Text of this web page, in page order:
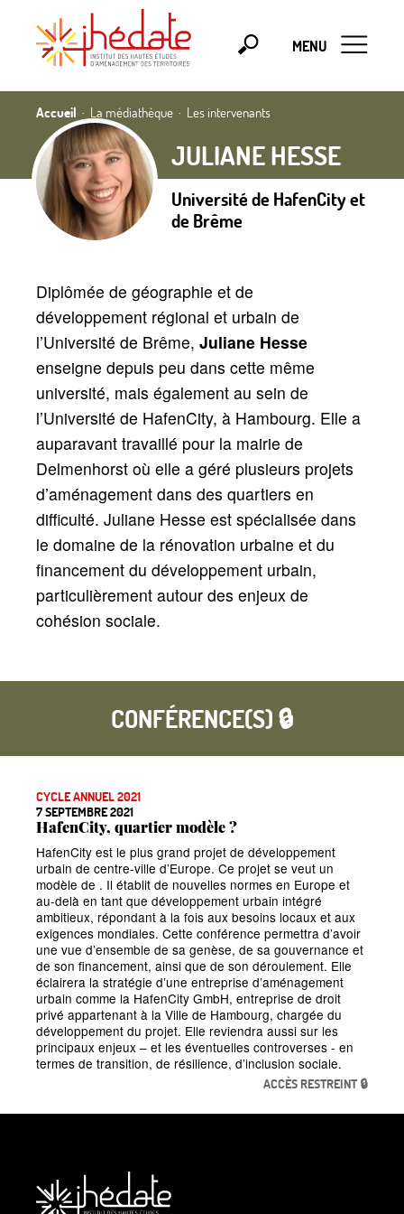
MENU
Accueil La médiathèque Les intervenants
JULIANE HESSE
Université de HafenCity et
de Brême
Diplômée de géographie et de
développement régional et urbain de
l’Université de Brême, Juliane Hesse
enseigne depuis peu dans cette même
université, mais également au sein de
l’Université de HafenCity, à Hambourg. Elle a
auparavant travaillé pour la mairie de
Delmenhorst où elle a géré plusieurs projets
d’aménagement dans des quartiers en
difficulté. Juliane Hesse est spécialisée dans
le domaine de la rénovation urbaine et du
financement du développement urbain,
particulièrement autour des enjeux de
cohésion sociale.
CONFÉRENCE(S) 🔒
CYCLE ANNUEL 2021
7 SEPTEMBRE 2021
HafenCity, quartier modèle?
HafenCity est le plus grand projet de développement
urbain de centre-ville d’Europe. Ce projet se veut un
modèle de . Il établit de nouvelles normes en Europe et
au-delà en tant que développement urbain intégré
ambitieux, répondant à la fois aux besoins locaux et aux
exigences mondiales. Cette conférence permettra d’avoir
une vue d’ensemble de sa genèse, de sa gouvernance et
de son financement, ainsi que de son déroulement. Elle
éclairera la stratégie d’une entreprise d’aménagement
urbain comme la HafenCity GmbH, entreprise de droit
privé appartenant à la Ville de Hambourg, chargée du
développement du projet. Elle reviendra aussi sur les
principaux enjeux – et les éventuelles controverses - en
termes de transition, de résilience, d’inclusion sociale.
ACCÈS RESTREINT 🔒